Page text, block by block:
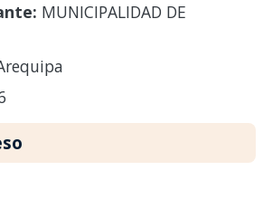
MUNICIPALIDAD DE